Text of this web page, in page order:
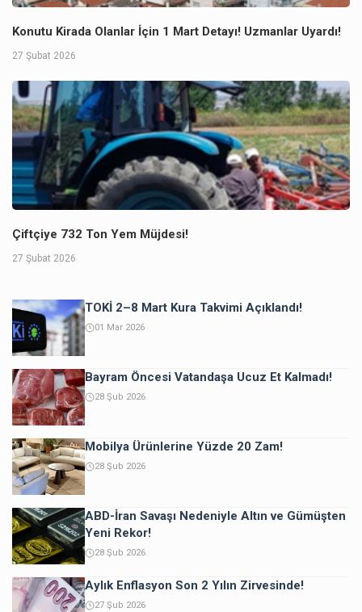
Konutu Kirada Olanlar İçin 1 Mart Detayı! Uzmanlar Uyardı!
27 Şubat 2026
Çiftçiye 732 Ton Yem Müjdesi!
27 Şubat 2026
TOKİ 2–8 Mart Kura Takvimi Açıklandı!
01 Mar 2026
Bayram Öncesi Vatandaşa Ucuz Et Kalmadı!
28 Şub 2026
Mobilya Ürünlerine Yüzde 20 Zam!
28 Şub 2026
ABD-İran Savaşı Nedeniyle Altın ve Gümüşten
Yeni Rekor!
28 Şub 2026
Aylık Enflasyon Son 2 Yılın Zirvesinde!
27 Şub 2026